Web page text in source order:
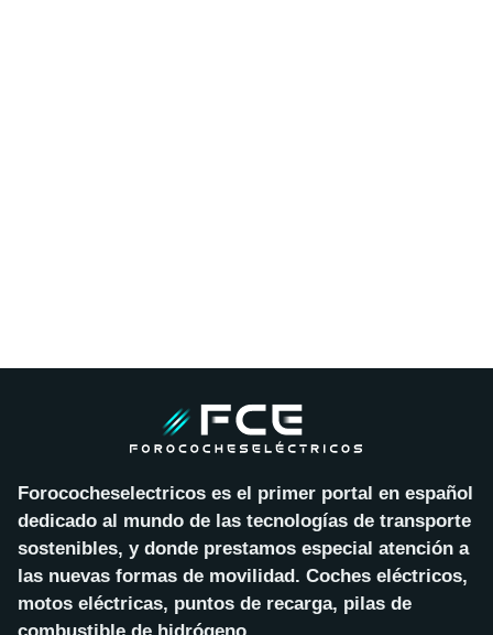
Forococheselectricos es el primer portal en español
dedicado al mundo de las tecnologías de transporte
sostenibles, y donde prestamos especial atención a
las nuevas formas de movilidad. Coches eléctricos,
motos eléctricas, puntos de recarga, pilas de